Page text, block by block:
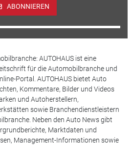
ABONNIEREN
AUTOHAUS ist eine
für die Automobilbranche und
Portal. AUTOHAUS bietet Auto
Kommentare, Bilder und Videos
und Autoherstellern,
sowie Branchendienstleistern
Neben den Auto News gibt
Marktdaten und
Management-Informationen sowie